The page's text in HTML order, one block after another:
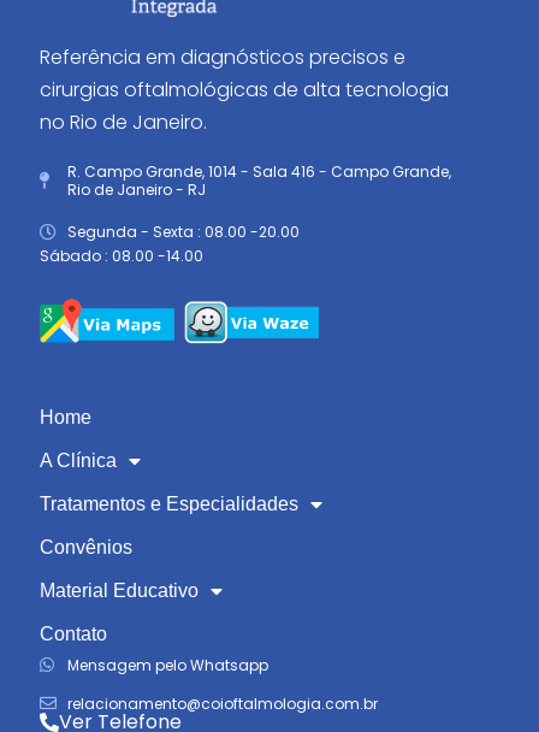
Referência em diagnósticos precisos e
cirurgias oftalmológicas de alta tecnologia
no Rio de Janeiro.
R. Campo Grande, 1014 - Sala 416 - Campo Grande,
Rio de Janeiro - RJ
Segunda - Sexta : 08.00 -20.00
Sábado : 08.00 -14.00
Home
A Clínica
Tratamentos e Especialidades
Convênios
Material Educativo
Contato
Mensagem pelo Whatsapp
relacionamento@coioftalmologia.com.br
Ver Telefone